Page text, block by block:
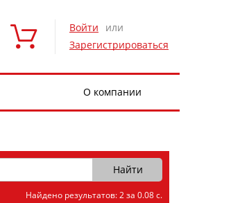
Войти
или
Зарегистрироваться
О компании
Найдено результатов: 2 за 0.08 с.